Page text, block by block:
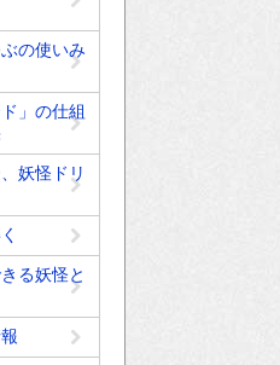
の使いみ
」の仕組
妖怪ドリ
る妖怪と